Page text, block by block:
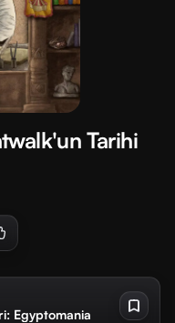
Tarihi
Egyptomania